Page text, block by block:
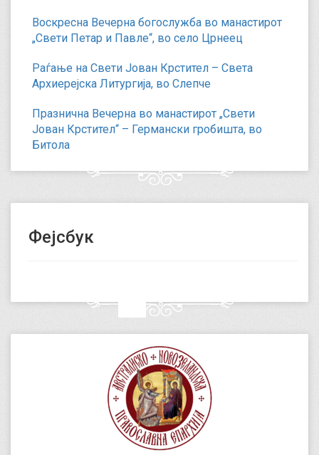
Воскресна Вечерна богослужба во манастирот
„Свети Петар и Павле“, во село Црнеец
Раѓање на Свети Јован Крстител – Света
Архиерејска Литургија, во Слепче
Празнична Вечерна во манастирот „Свети
Јован Крстител“ – Германски гробишта, во
Битола
Фејсбук